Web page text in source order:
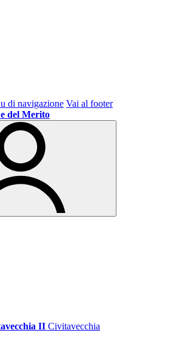
di navigazione Vai al footer
del Merito
II Civitavecchia